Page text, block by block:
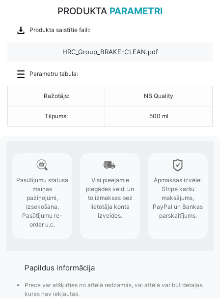
PRODUKTA PARAMETRI
Produkta saistītie faili:
HRC_Group_BRAKE-CLEAN.pdf
Parametru tabula:
Ražotājs: NB Quality
Tilpums: 500 ml
Papildus informācija
Prece var atšķirties no attēlā redzamās, vai attēlā var būt detaļas,
kuras nav iekļautas.